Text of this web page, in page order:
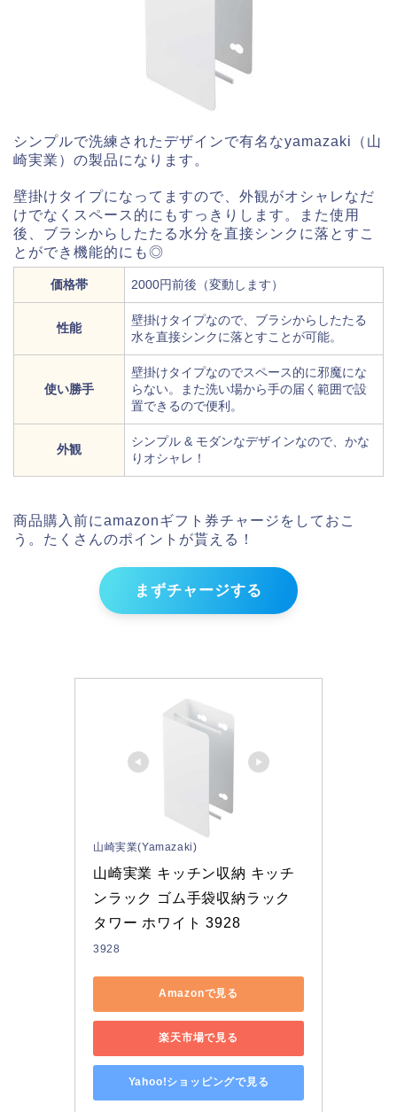
シンプルで洗練されたデザインで有名なyamazaki（山
崎実業）の製品になります。
壁掛けタイプになってますので、外観がオシャレなだ
けでなくスペース的にもすっきりします。また使用
後、ブラシからしたたる水分を直接シンクに落とすこ
とができ機能的にも◎
価格帯 2000円前後（変動します）
性能
壁掛けタイプなので、ブラシからしたたる
水を直接シンクに落とすことが可能。
使い勝手
壁掛けタイプなのでスペース的に邪魔にな
らない。また洗い場から手の届く範囲で設
置できるので便利。
外観
シンプル & モダンなデザインなので、かな
りオシャレ！
商品購入前にamazonギフト券チャージをしておこ
う。たくさんのポイントが貰える！
まずチャージする
山崎実業(Yamazaki)
山崎実業 キッチン収納 キッチ
ンラック ゴム手袋収納ラック
タワー ホワイト 3928
3928
Amazonで見る
楽天市場で見る
Yahoo!ショッピングで見る